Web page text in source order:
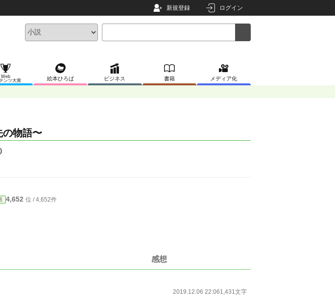
新規登録 ログイン
Web
ンツ大賞
絵本ひろば ビジネス 書籍 メディア化
の物語〜
）
4,652 位 / 4,652件
感想
2019.12.06 22:061,431文字